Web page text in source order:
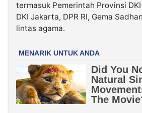
termasuk Pemerintah Provinsi
DKI Jakarta, DPR RI, Gema
lintas agama.